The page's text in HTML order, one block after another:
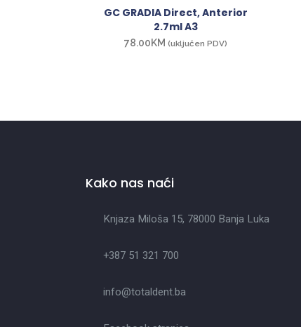
GC GRADIA Direct, Anterior
2.7ml A3
78.00KM (uključen PDV)
Kako nas naći
Knjaza Miloša 15, 78000 Banja Luka
+387 51 321 700
info@totaldent.ba